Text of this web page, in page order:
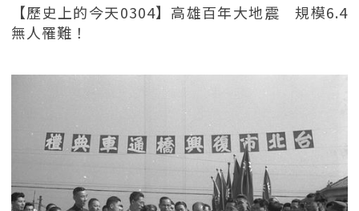
【歷史上的今天0304】高雄百年大地震 規模6.4
無人罹難！